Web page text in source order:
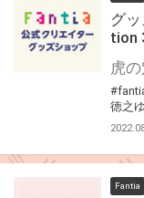
グ
tion
徳之
Fantia